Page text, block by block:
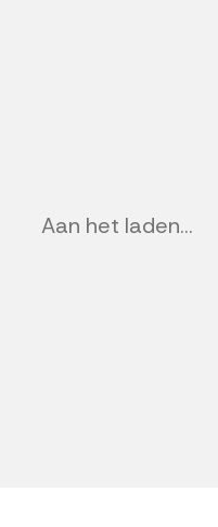
Aan het laden...